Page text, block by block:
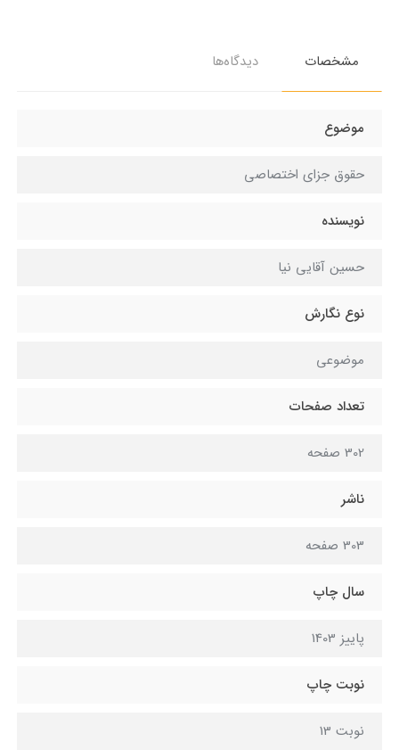
مشخصات دیدگاه‌ها
موضوع
حقوق جزای اختصاصی
نویسنده
حسین آقایی نیا
نوع نگارش
موضوعی
تعداد صفحات
302 صفحه
ناشر
303 صفحه
سال چاپ
پاييز 1403
نوبت چاپ
نوبت 13